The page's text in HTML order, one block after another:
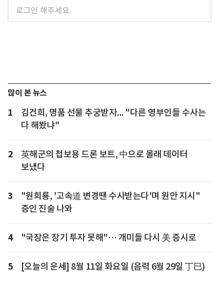
많이 본 뉴스
1
김건희, 명품 선물 추궁받자... "다른 영부인들 수사는
다 해봤냐"
2
英해군의 첩보용 드론 보트, 中으로 몰래 데이터
보냈다
3
"원희룡, '고속道 변경땐 수사받는다'며 원안 지시"
증인 진술 나와
4 "국장은 장기 투자 못해"… 개미들 다시 美 증시로
5 [오늘의 운세] 8월 11일 화요일 (음력 6월 29일 丁巳)